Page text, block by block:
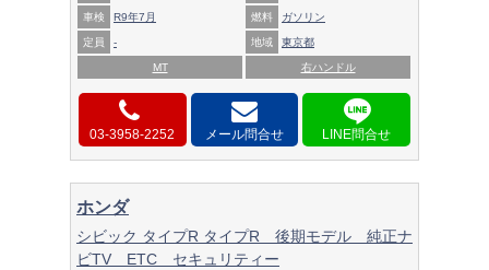
車検 R9年7月 燃料 ガソリン
定員 - 地域 東京都
MT 右ハンドル
03-3958-2252 メール問合せ
ホンダ
シビック タイプR タイプR 後期モデル 純正ナ
ビTV ETC セキュリティー